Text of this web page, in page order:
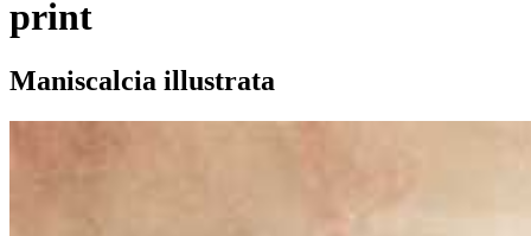
print
Maniscalcia illustrata